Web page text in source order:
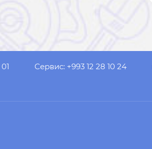
Сервис: +993 12 28 10 24